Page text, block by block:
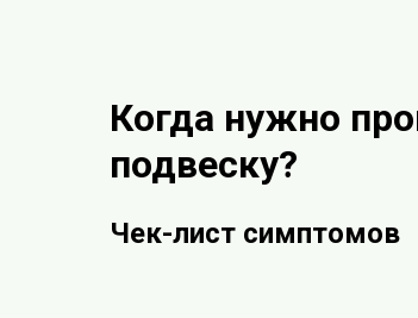
Когда нужно
подвеску?
Чек-лист симптомов